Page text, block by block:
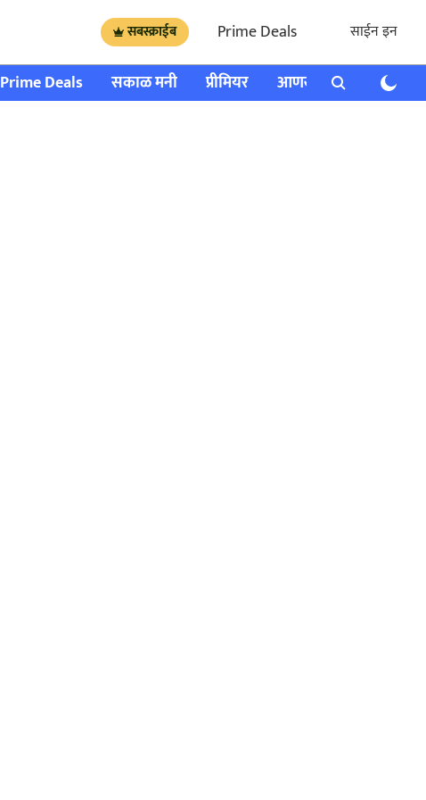
सबस्क्राईब Prime Deals साईन इन
Prime Deals सकाळ मनी प्रीमियर आणखी राशी भविष्य